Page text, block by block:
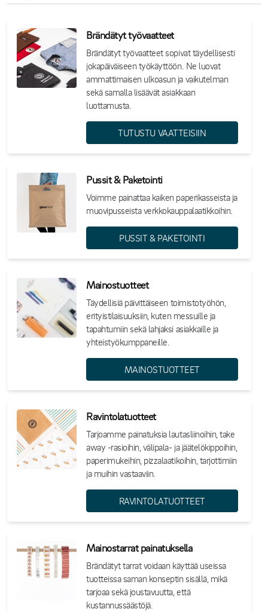
Brändätyt työvaatteet
Brändätyt työvaatteet sopivat täydellisesti
jokapäiväiseen työkäyttöön. Ne luovat
ammattimaisen ulkoasun ja vaikutelman
sekä samalla lisäävät asiakkaan
luottamusta.
TUTUSTU VAATTEISIIN
Pussit & Paketointi
Voimme painattaa kaiken paperikasseista ja
muovipusseista verkkokauppalaatikkoihin.
PUSSIT & PAKETOINTI
Mainostuotteet
Täydellisiä päivittäiseen toimistotyöhön,
erityistilaisuuksiin, kuten messuille ja
tapahtumiin sekä lahjaksi asiakkaille ja
yhteistyökumppaneille.
MAINOSTUOTTEET
Ravintolatuotteet
Tarjoamme painatuksia lautasliinoihin, take
away -rasioihin, välipala- ja jäätelökippoihin,
paperimukeihin, pizzalaatikoihin, tarjottimiin
ja muihin vastaaviin.
RAVINTOLATUOTTEET
Mainostarrat painatuksella
Brändätyt tarrat voidaan käyttää useissa
tuotteissa saman konseptin sisällä, mikä
tarjoaa sekä joustavuutta, että
kustannussäästöjä.